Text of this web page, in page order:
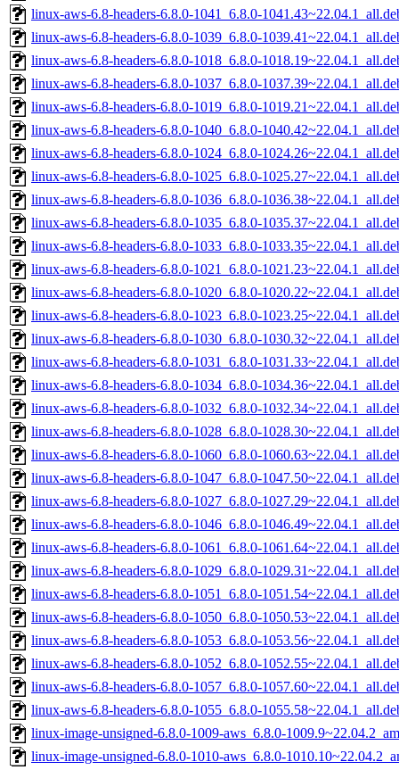
linux-aws-6.8-headers-6.8.0-1041_6.8.0-
linux-aws-6.8-headers-6.8.0-1039_6.8.0-
linux-aws-6.8-headers-6.8.0-1018_6.8.0-
linux-aws-6.8-headers-6.8.0-1037_6.8.0-
linux-aws-6.8-headers-6.8.0-1019_6.8.0-
linux-aws-6.8-headers-6.8.0-1040_6.8.0-
linux-aws-6.8-headers-6.8.0-1024_6.8.0-
linux-aws-6.8-headers-6.8.0-1025_6.8.0-
linux-aws-6.8-headers-6.8.0-1036_6.8.0-
linux-aws-6.8-headers-6.8.0-1035_6.8.0-
linux-aws-6.8-headers-6.8.0-1033_6.8.0-
linux-aws-6.8-headers-6.8.0-1021_6.8.0-
linux-aws-6.8-headers-6.8.0-1020_6.8.0-
linux-aws-6.8-headers-6.8.0-1023_6.8.0-
linux-aws-6.8-headers-6.8.0-1030_6.8.0-
linux-aws-6.8-headers-6.8.0-1031_6.8.0-
linux-aws-6.8-headers-6.8.0-1034_6.8.0-
linux-aws-6.8-headers-6.8.0-1032_6.8.0-
linux-aws-6.8-headers-6.8.0-1028_6.8.0-
linux-aws-6.8-headers-6.8.0-1060_6.8.0-
linux-aws-6.8-headers-6.8.0-1047_6.8.0-
linux-aws-6.8-headers-6.8.0-1027_6.8.0-
linux-aws-6.8-headers-6.8.0-1046_6.8.0-
linux-aws-6.8-headers-6.8.0-1061_6.8.0-
linux-aws-6.8-headers-6.8.0-1029_6.8.0-
linux-aws-6.8-headers-6.8.0-1051_6.8.0-
linux-aws-6.8-headers-6.8.0-1050_6.8.0-
linux-aws-6.8-headers-6.8.0-1053_6.8.0-
linux-aws-6.8-headers-6.8.0-1052_6.8.0-
linux-aws-6.8-headers-6.8.0-1057_6.8.0-
linux-aws-6.8-headers-6.8.0-1055_6.8.0-
linux-image-unsigned-6.8.0-1009-aws_6.8.0-
linux-image-unsigned-6.8.0-1010-aws_6.8.0-